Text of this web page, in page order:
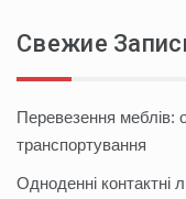
Свежие
Перевезення меблів:
транспортування
Одноденні контактні